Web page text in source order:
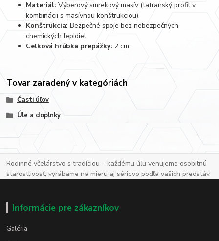
Materiál: Výberový smrekový masív (tatranský profil v
kombinácii s masívnou konštrukciou).
Konštrukcia: Bezpečné spoje bez nebezpečných
chemických lepidiel.
Celková hrúbka prepážky: 2 cm.
Tovar zaradený v kategóriách
Časti úľov
Úle a doplnky
Rodinné včelárstvo s tradíciou – každému úľu venujeme osobitnú
starostlivosť, vyrábame na mieru aj sériovo podľa vašich predstáv.
Informácie pre zákazníkov
Galéria